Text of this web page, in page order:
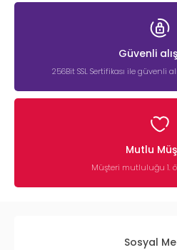
Güvenli
256Bit SSL Sertifikası ile güvenli
Mutlu
Müşteri mutluluğu 1.
Sosyal